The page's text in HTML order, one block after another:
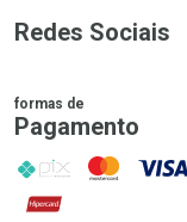
Redes Sociais
formas de
Pagamento
PIX MasterCard
VISA
Hipercard